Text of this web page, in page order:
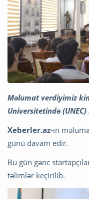
Məlumat verdiyimiz
Universitetində
Xeberler.az-ın
günü davam edir.
Bu gün gənc
təlimlər keçirilib.